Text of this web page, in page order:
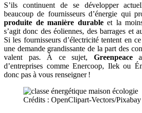
S’ils continuent de se développer
beaucoup de fournisseurs d’énergie qui
produite de manière durableet la
s’agit donc des éoliennes, des barrages et
Si les fournisseurs d’électricité tentent en
une demande grandissante de la part des
valent pas. À ce sujet, Greenpeacea
d’entreprises comme Enercoop, Ilek ou
donc pas à vous renseigner !
Crédits : OpenClipart-Vectors/Pixabay